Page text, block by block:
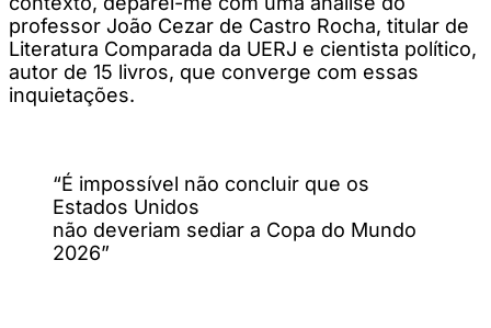
professor João Cezar de Castro Rocha, titular de
Literatura Comparada da UERJ e cientista político,
autor de 15 livros, que converge com essas
inquietações.
“É impossível não concluir que os
Estados Unidos
não deveriam sediar a Copa do Mundo
2026”